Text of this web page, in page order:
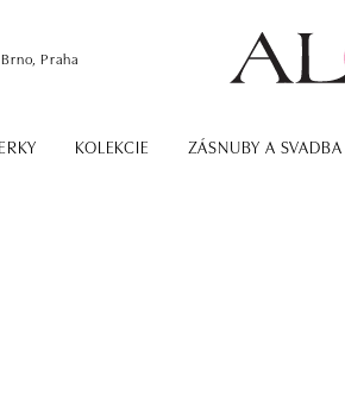
Praha
KOLEKCIE ZÁSNUBY A SVADBA